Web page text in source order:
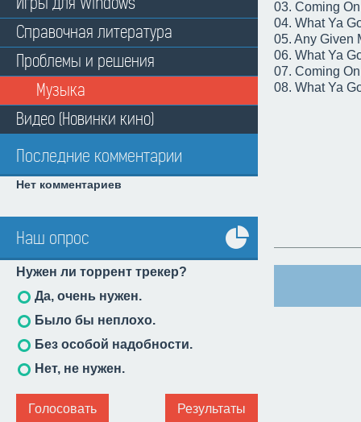
Справочная литература
Проблемы и решения
Музыка
Видео (Новинки кино)
Последние комментарии
Нет комментариев
Наш опрос
Все
Нужен ли торрент трекер?
Да, очень нужен.
Было бы неплохо.
Без особой надобности.
Нет, не нужен.
Голосовать Результаты
03. Coming
04. What Ya
05. Any Given
06. What Ya
07. Coming
08. What Ya